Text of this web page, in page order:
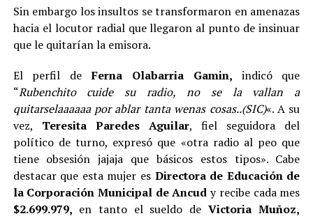
Sin embargo los insultos se transformaron en amenazas
hacia el locutor radial que llegaron al punto de insinuar
que le quitarían la emisora.
El perfil deFerna Olabarria Gamin, indicó que
“Rubenchito cuide su radio, no se la vallan a
quitarselaaaaaa por ablar tanta wenas cosas..(SIC)«. A su
vez, Teresita Paredes Aguilar, fiel seguidora del
político de turno, expresó que «otra radio al peo que
tiene obsesión jajaja que básicos estos tipos». Cabe
destacar que esta mujer es Directora de Educación de
la Corporación Municipal de Ancud y recibe cada mes
$2.699.979, en tanto el sueldo deVictoria Muñoz,